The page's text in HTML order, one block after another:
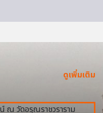
ดูเพิ่มเติม